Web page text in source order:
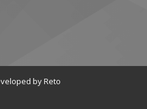
by Reto